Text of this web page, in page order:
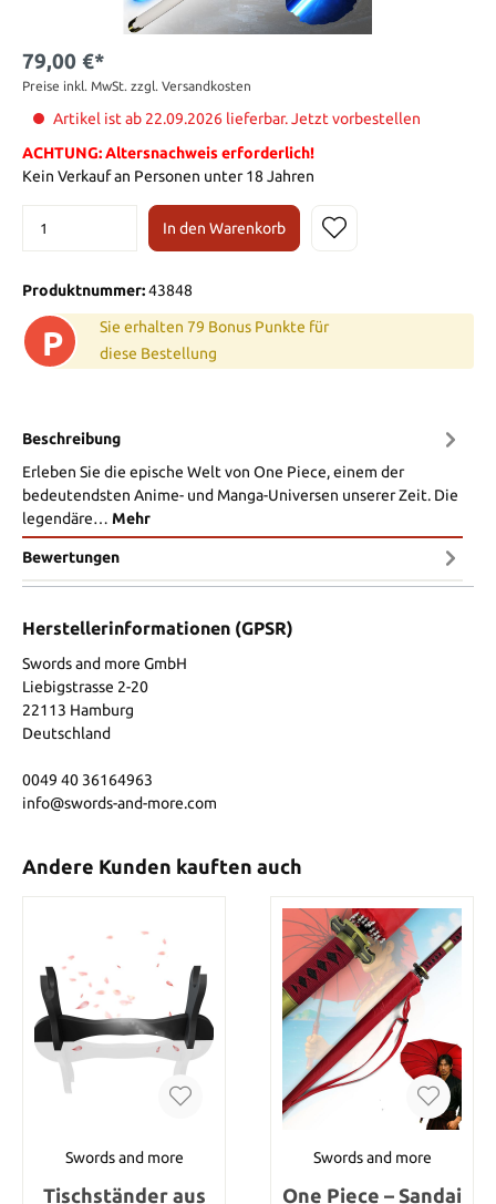
79,00 €*
Preise inkl. MwSt. zzgl. Versandkosten
Artikel ist ab 22.09.2026 lieferbar. Jetzt vorbestellen
ACHTUNG: Altersnachweis erforderlich!
Kein Verkauf an Personen unter 18 Jahren
In den Warenkorb
Produktnummer:43848
P
Sie erhalten 79 Bonus Punkte für
diese Bestellung
Beschreibung
Erleben Sie die epische Welt von One Piece, einem der
bedeutendsten Anime- und Manga-Universen unserer Zeit. Die
legendäre… Mehr
Bewertungen
Herstellerinformationen (GPSR)
Swords and more GmbH
Liebigstrasse 2-20
22113 Hamburg
Deutschland
0049 40 36164963
info@swords-and-more.com
Andere Kunden kauften auch
Swords and more
Tischständer aus
Swords and more
One Piece – Sandai